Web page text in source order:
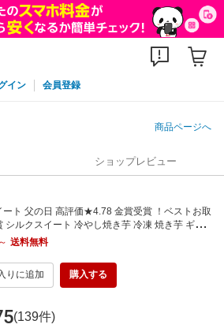
イン 会員登録
商品ページへ
ショップレビュー
ート 父の日 高評価★4.78 金賞受賞 ！ベストお取
シルクスイート 冷やし焼き芋 冷凍 焼き芋 ギフ
ト 贈り物 熟成焼き芋 さつまいも 国産 送料無料
ツマイモ やきいも oimo&coco.
～ 送料無料
りに追加 購入する
(139件)